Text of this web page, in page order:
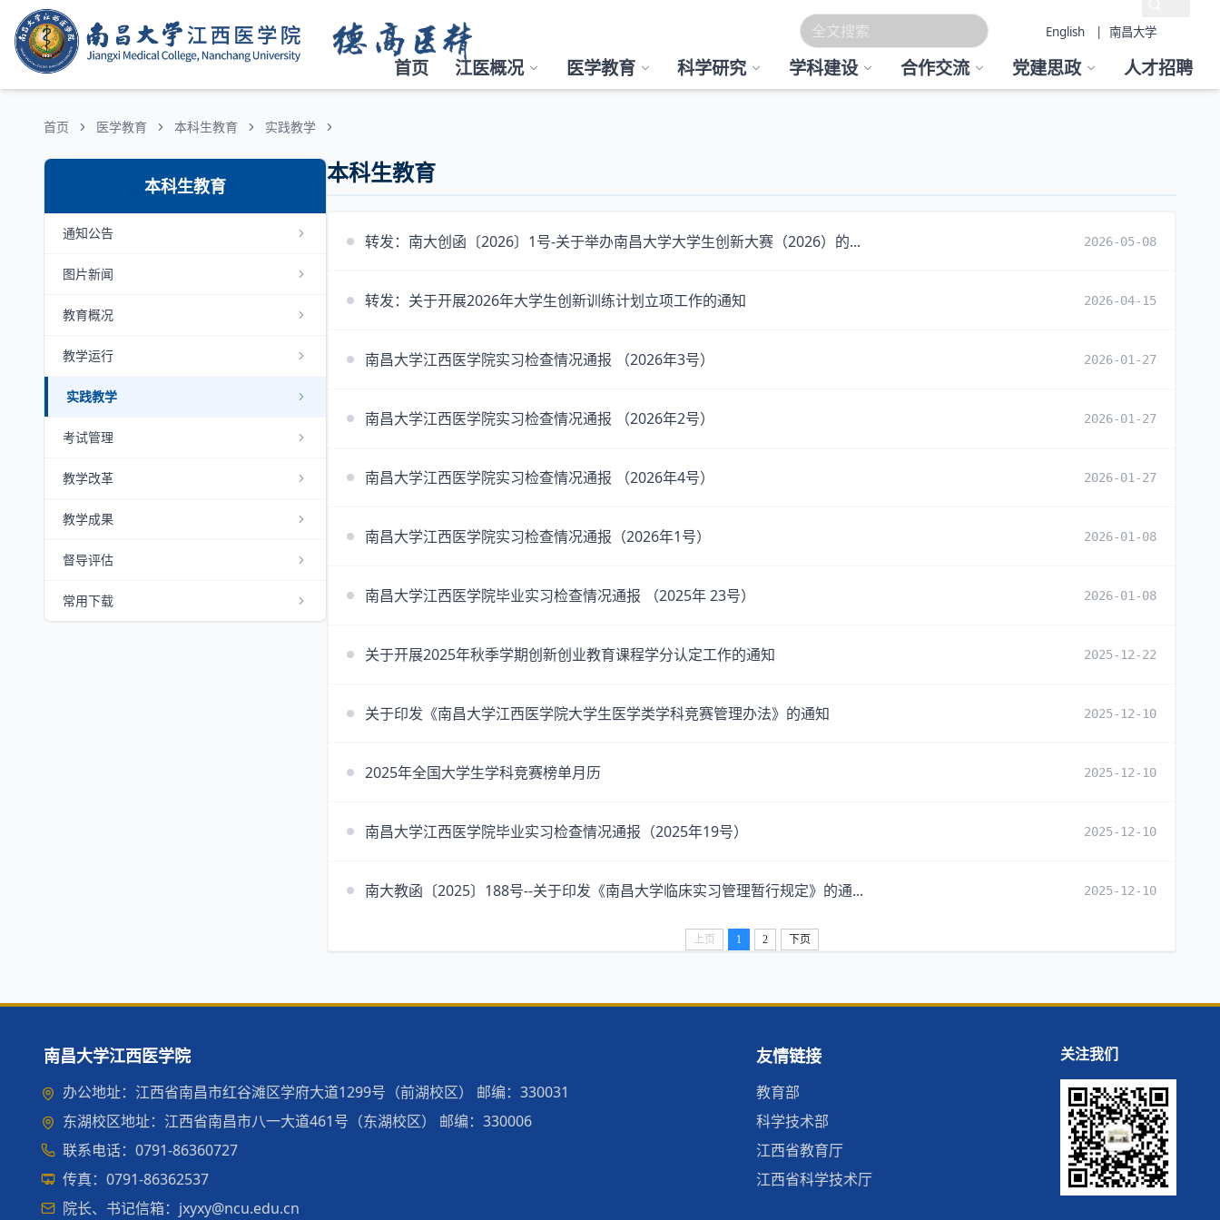
English | 南昌大学
首页 江医概况 医学教育 科学研究 学科建设 合作交流 党建思政 人才招聘
首页 医学教育 本科生教育 实践教学
本科生教育
通知公告
图片新闻
教育概况
教学运行
实践教学
考试管理
教学改革
教学成果
督导评估
常用下载
本科生教育
转发：南大创函〔2026〕1号-关于举办南昌大学大学生创新大赛（2026）的... 2026-05-08
转发：关于开展2026年大学生创新训练计划立项工作的通知 2026-04-15
南昌大学江西医学院实习检查情况通报 （2026年3号） 2026-01-27
南昌大学江西医学院实习检查情况通报 （2026年2号） 2026-01-27
南昌大学江西医学院实习检查情况通报 （2026年4号） 2026-01-27
南昌大学江西医学院实习检查情况通报（2026年1号） 2026-01-08
南昌大学江西医学院毕业实习检查情况通报 （2025年 23号） 2026-01-08
关于开展2025年秋季学期创新创业教育课程学分认定工作的通知 2025-12-22
关于印发《南昌大学江西医学院大学生医学类学科竞赛管理办法》的通知 2025-12-10
2025年全国大学生学科竞赛榜单月历 2025-12-10
南昌大学江西医学院毕业实习检查情况通报（2025年19号） 2025-12-10
南大教函〔2025〕188号--关于印发《南昌大学临床实习管理暂行规定》的通... 2025-12-10
上页 1 2 下页
南昌大学江西医学院
办公地址：江西省南昌市红谷滩区学府大道1299号（前湖校区） 邮编：330031
东湖校区地址：江西省南昌市八一大道461号（东湖校区） 邮编：330006
联系电话：0791-86360727
传真：0791-86362537
院长、书记信箱：jxyxy@ncu.edu.cn
友情链接
教育部
科学技术部
江西省教育厅
江西省科学技术厅
关注我们